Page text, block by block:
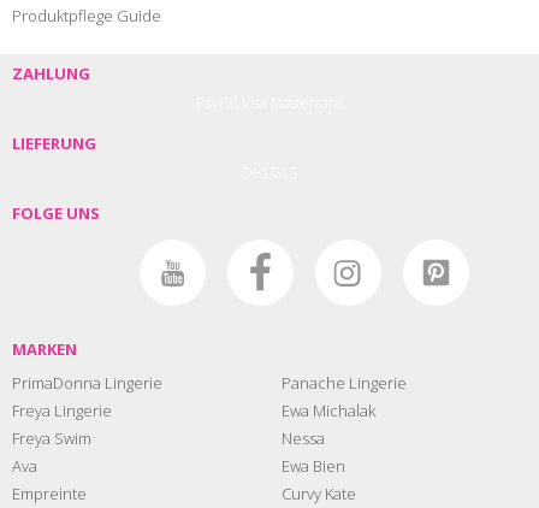
Produktpflege Guide
ZAHLUNG
LIEFERUNG
FOLGE UNS
MARKEN
PrimaDonna Lingerie
Freya Lingerie
Freya Swim
Ava
Empreinte
Panache Lingerie
Ewa Michalak
Nessa
Ewa Bien
Curvy Kate